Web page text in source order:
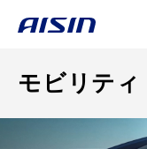
モビリティ